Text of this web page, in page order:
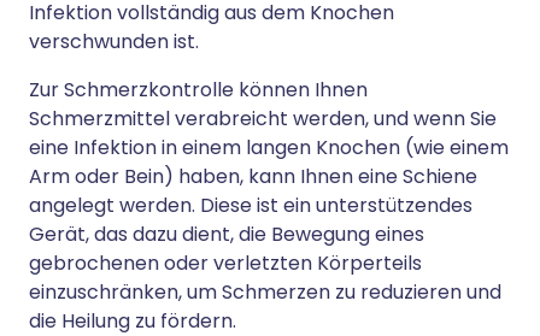
Infektion vollständig aus dem Knochen
verschwunden ist.
Zur Schmerzkontrolle können Ihnen
Schmerzmittel verabreicht werden, und wenn Sie
eine Infektion in einem langen Knochen (wie einem
Arm oder Bein) haben, kann Ihnen eine Schiene
angelegt werden. Diese ist ein unterstützendes
Gerät, das dazu dient, die Bewegung eines
gebrochenen oder verletzten Körperteils
einzuschränken, um Schmerzen zu reduzieren und
die Heilung zu fördern.